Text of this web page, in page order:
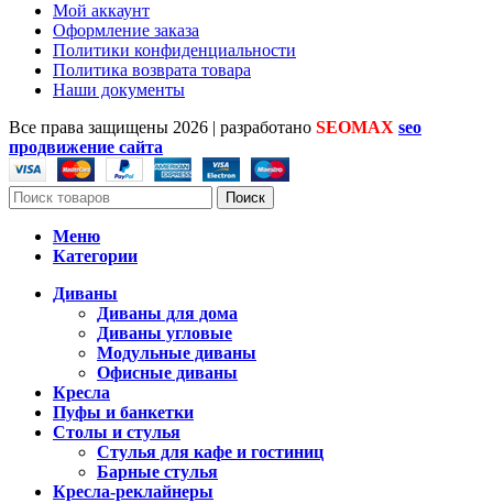
Мой аккаунт
Оформление заказа
Политики конфиденциальности
Политика возврата товара
Наши документы
Все права защищены 2026 | разработано SEOMAX seo
продвижение сайта
Поиск
Меню
Категории
Диваны
Диваны для дома
Диваны угловые
Модульные диваны
Офисные диваны
Кресла
Пуфы и банкетки
Столы и стулья
Стулья для кафе и гостиниц
Барные стулья
Кресла-реклайнеры